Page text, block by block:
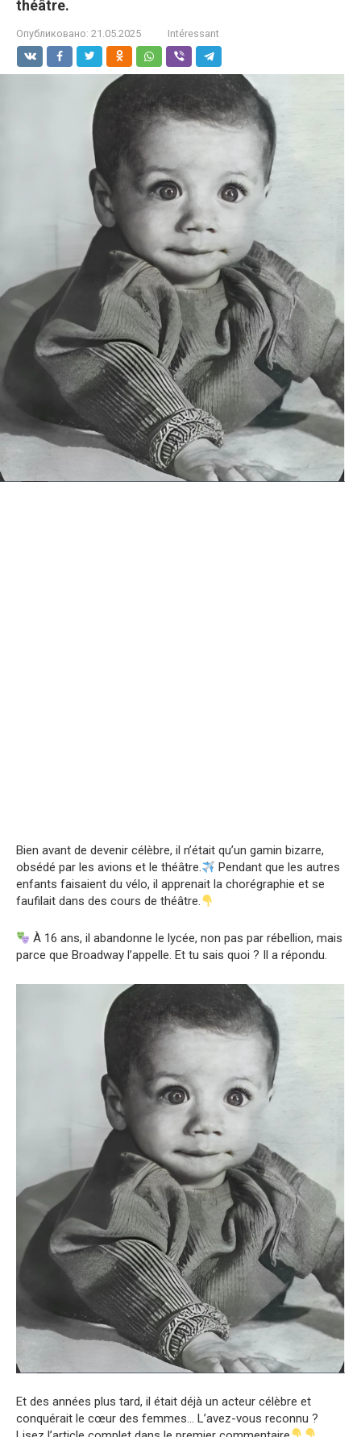
théâtre.
Опубликовано: 21.05.2025 Intéressant
Bien avant de devenir célèbre, il n’était qu’un gamin bizarre,
obsédé par les avions et le théâtre.
Pendant que les autres
enfants faisaient du vélo, il apprenait la chorégraphie et se
faufilait dans des cours de théâtre.
À 16 ans, il abandonne le lycée, non pas par rébellion, mais
parce que Broadway l’appelle. Et tu sais quoi ? Il a répondu.
Et des années plus tard, il était déjà un acteur célèbre et
conquérait le cœur des femmes… L’avez-vous reconnu ?